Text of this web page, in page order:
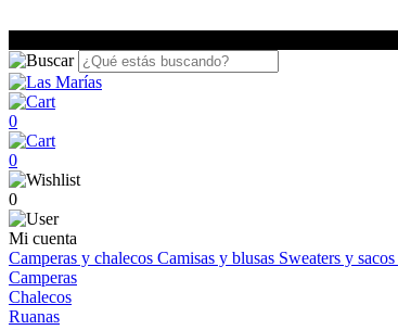
0
0
0
Mi cuenta
Camperas y chalecos Camisas y blusas Sweaters y sacos
Camperas
Chalecos
Ruanas